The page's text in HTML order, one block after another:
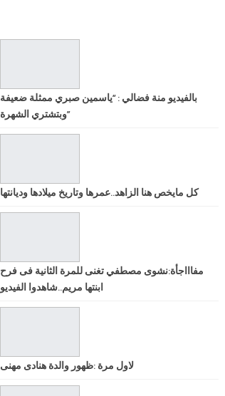
بالفيديو منة فضالي : “ياسمين صبري ممثلة ضعيفة
وبتشتري الشهرة”
كل مايخص هنا الزاهد..عمرها وتاريخ ميلادها وديانتها
مفاااجأة:نشوى مصطفي تغنى للمرة الثانية فى فرح
ابنتها مريم..شاهدوا الفيديو
لاول مرة :ظهور والدة هنادى مهنى